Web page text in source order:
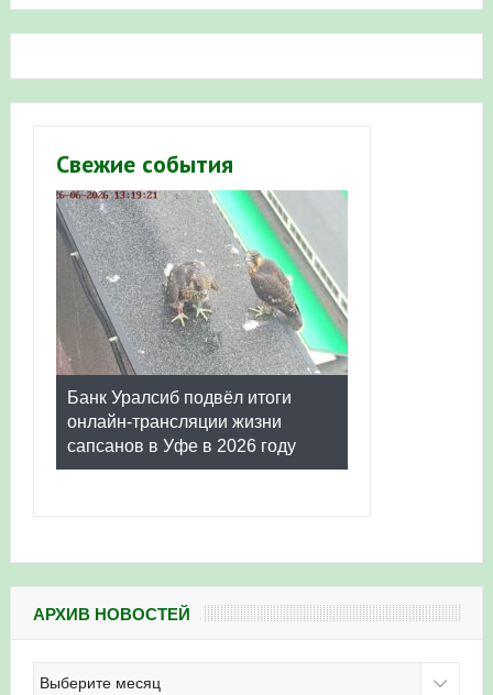
Свежие события
Банк Уралсиб подвёл итоги
онлайн-трансляции жизни
сапсанов в Уфе в 2026 году
АРХИВ НОВОСТЕЙ